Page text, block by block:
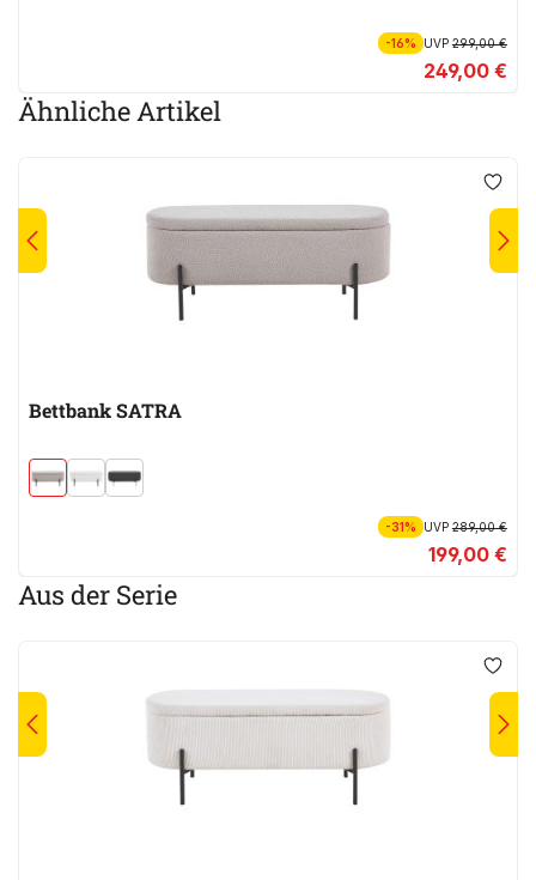
-16% UVP299,00 €
249,00 €
Ähnliche Artikel
Bettbank SATRA
-31% UVP289,00 €
199,00 €
Aus der Serie